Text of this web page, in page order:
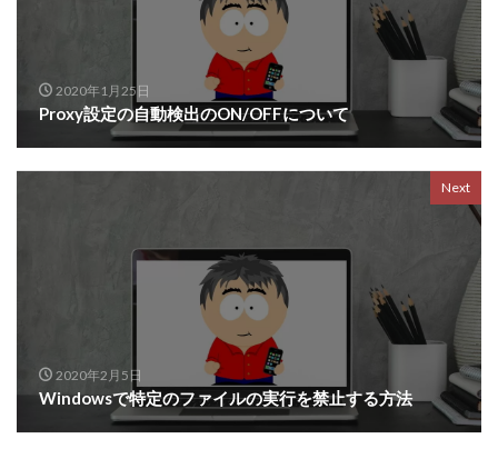
2020年1月25日
Proxy設定の自動検出のON/OFFについて
Next
2020年2月5日
Windowsで特定のファイルの実行を禁止する方法